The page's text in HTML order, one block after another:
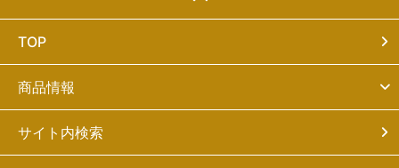
TOP
商品情報
サイト内検索